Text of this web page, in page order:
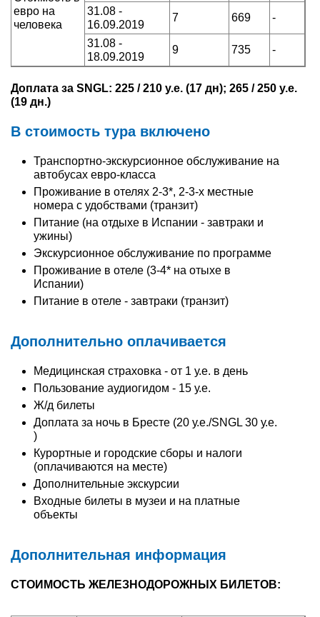
евро на
человека
31.08 -
16.09.2019
7 669 -
31.08 -
18.09.2019
9 735 -
Доплата за SNGL: 225 / 210 у.е. (17 дн); 265 / 250 у.е.
(19 дн.)
В стоимость тура включено
Транспортно-экскурсионное обслуживание на
автобусах евро-класса
Проживание в отелях 2-3*, 2-3-х местные
номера с удобствами (транзит)
Питание (на отдыхе в Испании - завтраки и
ужины)
Экскурсионное обслуживание по программе
Проживание в отеле (3-4* на отыхе в
Испании)
Питание в отеле - завтраки (транзит)
Дополнительно оплачивается
Медицинская страховка - от 1 у.е. в день
Пользование аудиогидом - 15 у.е.
Ж/д билеты
Доплата за ночь в Бресте (20 у.е./SNGL 30 у.е.
)
Курортные и городские сборы и налоги
(оплачиваются на месте)
Дополнительные экскурсии
Входные билеты в музеи и на платные
объекты
Дополнительная информация
СТОИМОСТЬ ЖЕЛЕЗНОДОРОЖНЫХ БИЛЕТОВ: